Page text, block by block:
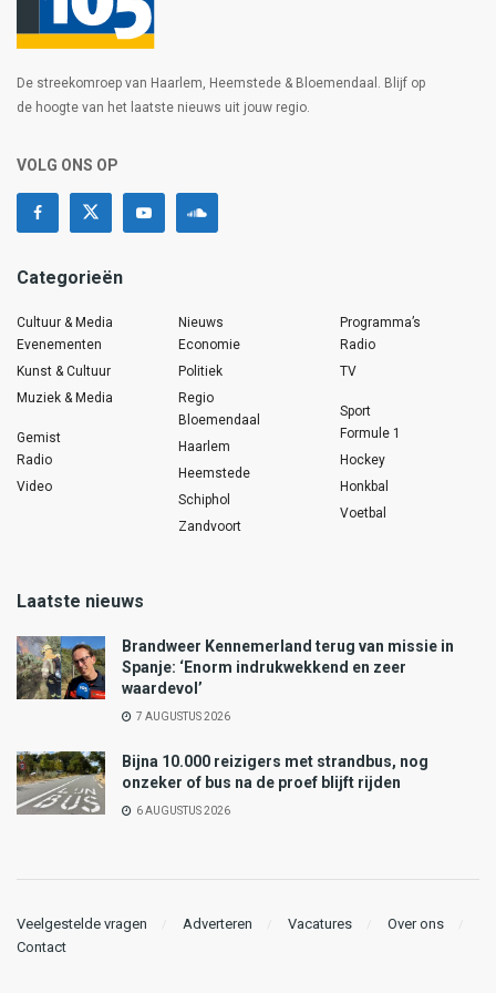
De streekomroep van Haarlem, Heemstede & Bloemendaal. Blijf op
de hoogte van het laatste nieuws uit jouw regio.
VOLG ONS OP
Categorieën
Cultuur & Media
Evenementen
Kunst & Cultuur
Muziek & Media
Gemist
Radio
Video
Nieuws
Economie
Politiek
Regio
Bloemendaal
Haarlem
Heemstede
Schiphol
Zandvoort
Programma’s
Radio
TV
Sport
Formule 1
Hockey
Honkbal
Voetbal
Laatste nieuws
Brandweer Kennemerland terug van missie in
Spanje: ‘Enorm indrukwekkend en zeer
waardevol’
7 AUGUSTUS 2026
Bijna 10.000 reizigers met strandbus, nog
onzeker of bus na de proef blijft rijden
6 AUGUSTUS 2026
Veelgestelde vragen Adverteren Vacatures
Over ons
Contact